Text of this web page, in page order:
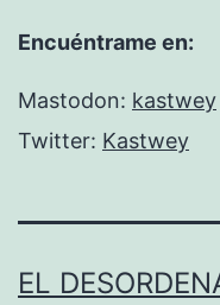
Encuéntrame en:
Mastodon: kastwey
Twitter: Kastwey
EL